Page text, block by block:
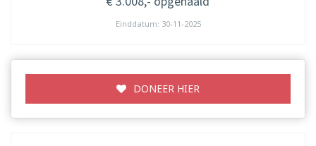
Einddatum: 30-11-2025
DONEER HIER